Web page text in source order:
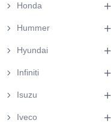
Honda
Hummer
Hyundai
Infiniti
Isuzu
Iveco